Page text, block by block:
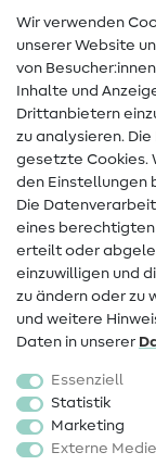
Nähanleitungen
Hilfe & Kontakt
Kontakt
Infos zum
Widerrufsrecht
Beliebt
Stoffe
Sale
Schnittmuster
Wir verwenden
unserer Website
von
Inhalte und
Drittanbietern
zu analysieren.
gesetzte Cookies.
den Einstellungen
Die
eines berechtigten
erteilt oder
einzuwilligen und
zu ändern oder zu
und weitere
Daten in unserer
Essenziell
Statistik
Marketing
Externe